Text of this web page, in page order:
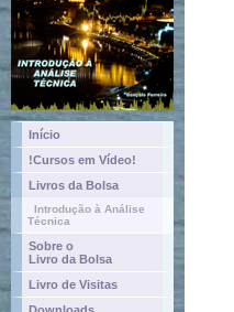
Início
!Cursos em Vídeo!
Livros da Bolsa
Introdução à Análise
Técnica
Sobre o
Livro da Bolsa
Livro de Visitas